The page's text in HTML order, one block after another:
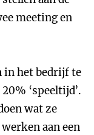
meeting en
in het bedrijf te
‘speeltijd’.
wat ze
aan een